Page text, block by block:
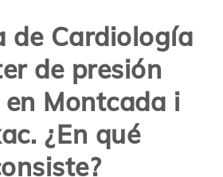
de Cardiología
de presión
Montcada i
¿En qué